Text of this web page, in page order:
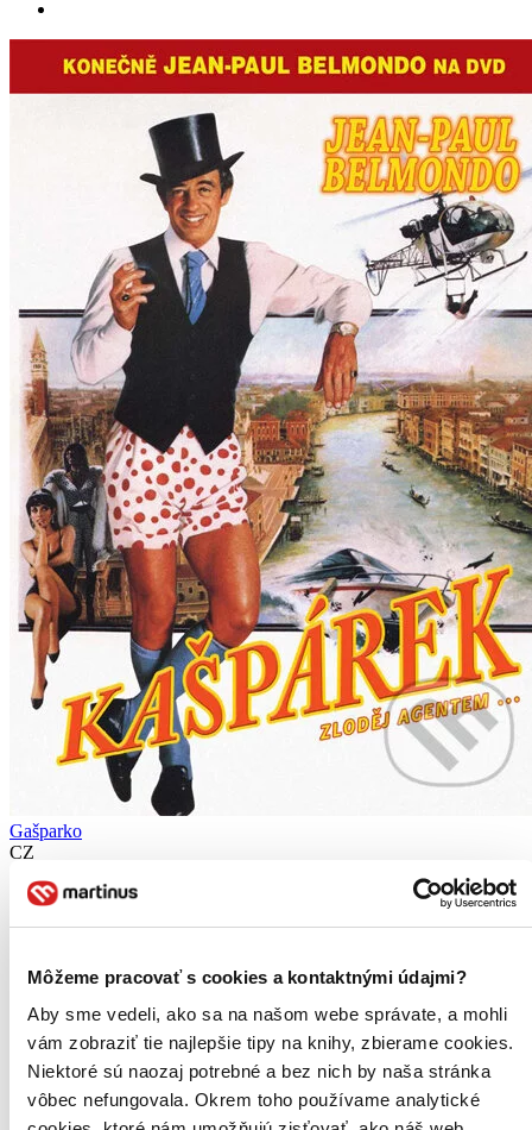
Môžeme pracovať s cookies a kontaktnými údajmi?
Aby sme vedeli, ako sa na našom webe správate, a mohli
vám zobraziť tie najlepšie tipy na knihy, zbierame cookies.
Niektoré sú naozaj potrebné a bez nich by naša stránka
vôbec nefungovala. Okrem toho používame analytické
Gašparko
CZ
Jean - Paul Belmondo
Paolo Bonacelli
Alexandre Boroni má na víc, než být obyčejným zlodějíčkem ve své
čtvrti. Vyjde z vězení a okamžitě začne okouzlovat ženy, aby je
mohl nejdříve dobýt, pak okrást...
DVD film